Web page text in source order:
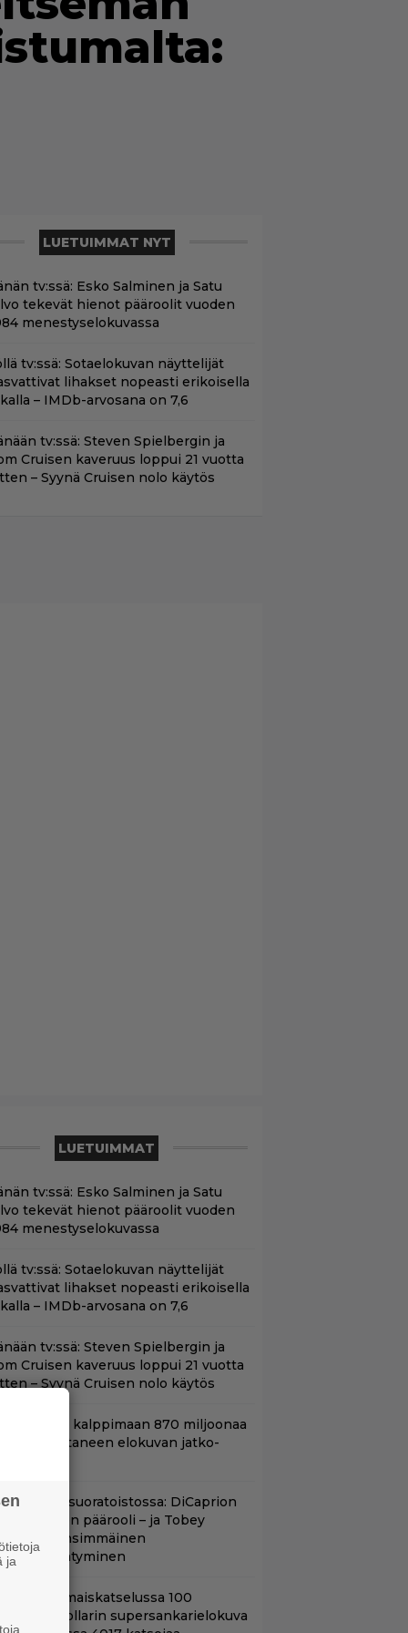
LUETUIMMAT NYT
tv:ssä: Esko Salminen ja Satu
tekevät hienot pääroolit vuoden
menestyselokuvassa
tv:ssä: Sotaelokuvan näyttelijät
lihakset nopeasti erikoisella
– IMDb-arvosana on 7,6
tv:ssä: Steven Spielbergin ja
Cruisen kaveruus loppui 21 vuotta
– Syynä Cruisen nolo käytös
LUETUIMMAT
tv:ssä: Esko Salminen ja Satu
tekevät hienot pääroolit vuoden
menestyselokuvassa
tv:ssä: Sotaelokuvan näyttelijät
lihakset nopeasti erikoisella
– IMDb-arvosana on 7,6
tv:ssä: Steven Spielbergin ja
Cruisen kaveruus loppui 21 vuotta
– Syynä Cruisen nolo käytös
lähti kalppimaan 870 miljoonaa
tuottaneen elokuvan jatko-
suoratoistossa: DiCaprion
päärooli – ja Tobey
ensimmäinen
Ilmaiskatselussa 100
dollarin supersankarielokuva
ja